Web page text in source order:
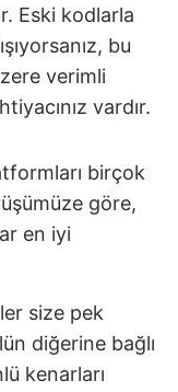
Eski kodlarla
bu
verimli
vardır.
birçok
göre,
en iyi
size pek
diğerine bağlı
kenarları